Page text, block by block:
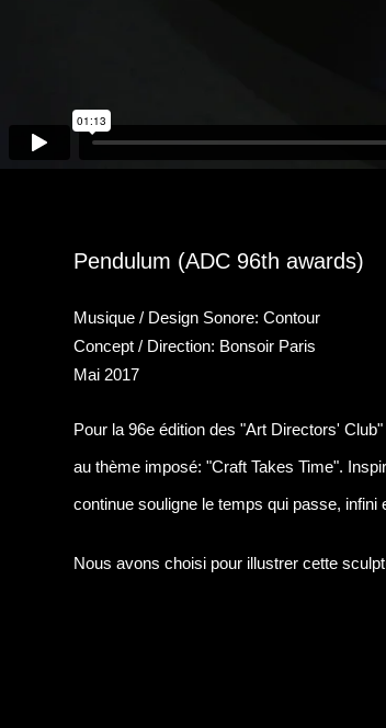
Pendulum (ADC 96th awards)
Musique / Design Sonore: Contour
Concept / Direction: Bonsoir Paris
Mai 2017
Pour la 96e édition des "Art Directors'
au thème imposé: "Craft Takes Time".
continue souligne le temps qui passe, infini
Nous avons choisi pour illustrer cette